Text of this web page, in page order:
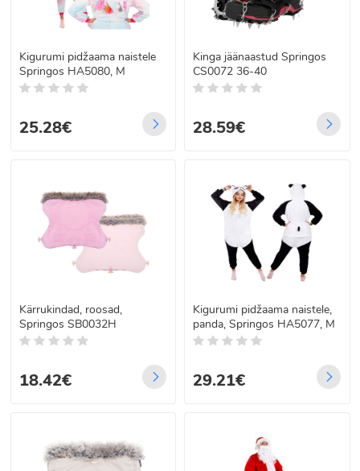
Kigurumi pidžaama naistele
Springos HA5080, M
25.28€
Kinga jäänaastud Springos
CS0072 36-40
28.59€
Kärrukindad, roosad,
Springos SB0032H
18.42€
Kigurumi pidžaama naistele,
panda, Springos HA5077, M
29.21€